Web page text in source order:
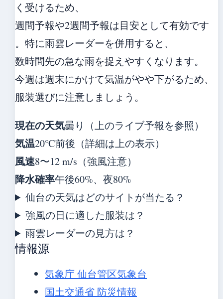
く受けるため、
週間予報や2週間予報は目安として有効です
。特に雨雲レーダーを併用すると、
数時間先の急な雨を捉えやすくなります。
今週は週末にかけて気温がやや下がるため、
服装選びに注意しましょう。
現在の天気曇り（上のライブ予報を参照）
気温20℃前後（詳細は上の表示）
風速8〜12 m/s（強風注意）
降水確率午後60%、夜80%
仙台の天気はどのサイトが当たる？
強風の日に適した服装は？
雨雲レーダーの見方は？
情報源
気象庁 仙台管区気象台
国土交通省 防災情報